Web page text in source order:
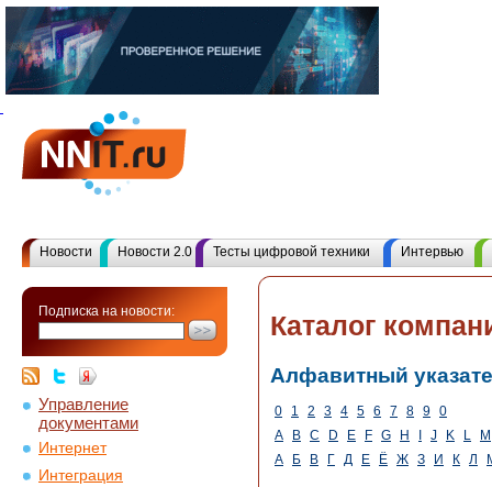
Новости Новости 2.0 Тесты цифровой техники Интервью
Подписка на новости:
Управление
документами
Интернет
Интеграция
Каталог
Алфавитный
0 1 2 3 4 5 6 7 8 9 0
A
B C D E F G H J K L
M
А
Б В Г Д Е Ё Ж З И К Л